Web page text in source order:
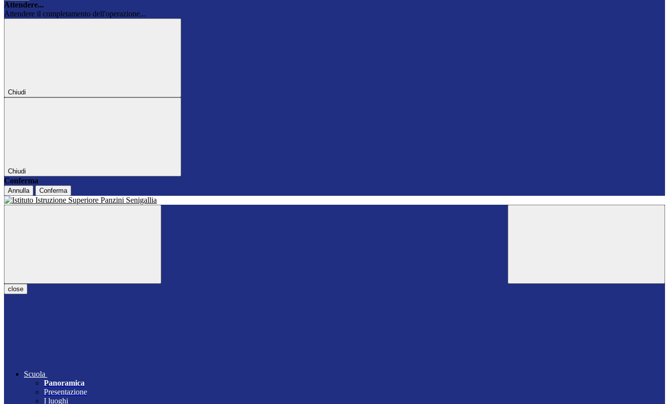
Attendere...
Attendere il completamento dell'operazione...
Chiudi
Chiudi
Conferma
Annulla Conferma
close
Scuola
Panoramica
Presentazione
I luoghi